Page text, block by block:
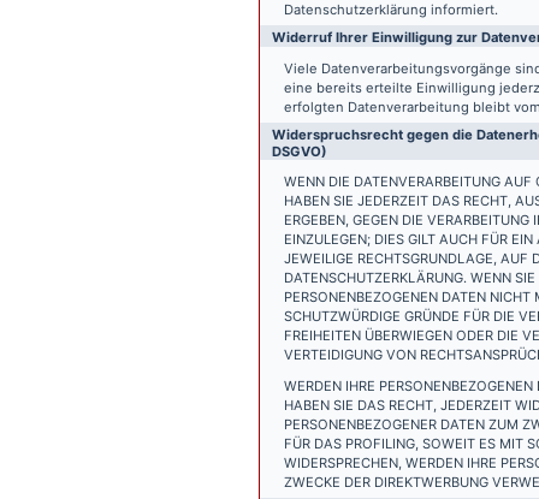
Datenschutzerklärung informiert.
Widerruf Ihrer Einwilligung zur
Viele Datenverarbeitungsvorgänge
eine bereits erteilte Einwilligung
erfolgten Datenverarbeitung bleibt
Widerspruchsrecht gegen die
DSGVO)
WENN DIE DATENVERARBEITUNG
HABEN SIE JEDERZEIT DAS RECHT,
ERGEBEN, GEGEN DIE
EINZULEGEN; DIES GILT AUCH FÜR
JEWEILIGE RECHTSGRUNDLAGE, AUF
DATENSCHUTZERKLÄRUNG. WENN
PERSONENBEZOGENEN DATEN
SCHUTZWÜRDIGE GRÜNDE FÜR DIE
FREIHEITEN ÜBERWIEGEN ODER DIE
VERTEIDIGUNG VON
WERDEN IHRE
HABEN SIE DAS RECHT, JEDERZEIT
PERSONENBEZOGENER DATEN ZUM
FÜR DAS PROFILING, SOWEIT ES MIT
WIDERSPRECHEN, WERDEN IHRE
ZWECKE DER DIREKTWERBUNG